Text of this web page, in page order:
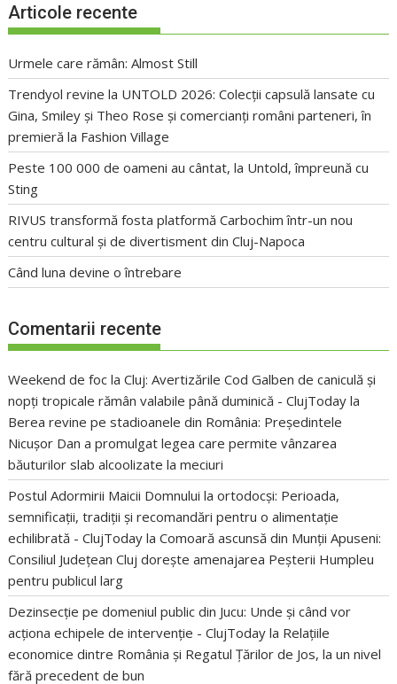
Articole recente
Urmele care rămân: Almost Still
Trendyol revine la UNTOLD 2026: Colecții capsulă lansate cu
Gina, Smiley și Theo Rose și comercianți români parteneri, în
premieră la Fashion Village
Peste 100 000 de oameni au cântat, la Untold, împreună cu
Sting
RIVUS transformă fosta platformă Carbochim într-un nou
centru cultural și de divertisment din Cluj-Napoca
Când luna devine o întrebare
Comentarii recente
Weekend de foc la Cluj: Avertizările Cod Galben de caniculă și
nopți tropicale rămân valabile până duminică - ClujToday la
Berea revine pe stadioanele din România: Președintele
Nicușor Dan a promulgat legea care permite vânzarea
băuturilor slab alcoolizate la meciuri
Postul Adormirii Maicii Domnului la ortodocși: Perioada,
semnificații, tradiții și recomandări pentru o alimentație
echilibrată - ClujToday laComoară ascunsă din Munții Apuseni:
Consiliul Județean Cluj dorește amenajarea Peșterii Humpleu
pentru publicul larg
Dezinsecție pe domeniul public din Jucu: Unde și când vor
acționa echipele de intervenție - ClujToday la Relațiile
economice dintre România și Regatul Țărilor de Jos, la un nivel
fără precedent de bun